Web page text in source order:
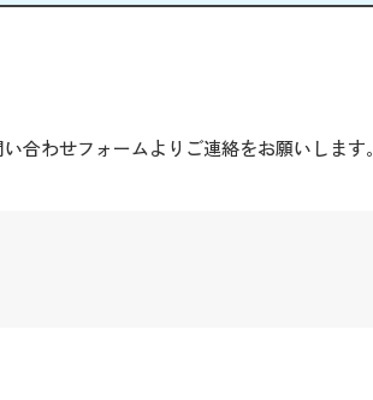
合わせフォームよりご連絡をお願いします。